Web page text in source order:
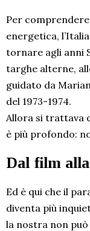
Per
energetica,
tornare agli anni
targhe alterne,
guidato da
del 1973-1974.
Allora si trattava
è più profondo:
Dal film
Ed è qui che il
diventa più
la nostra non